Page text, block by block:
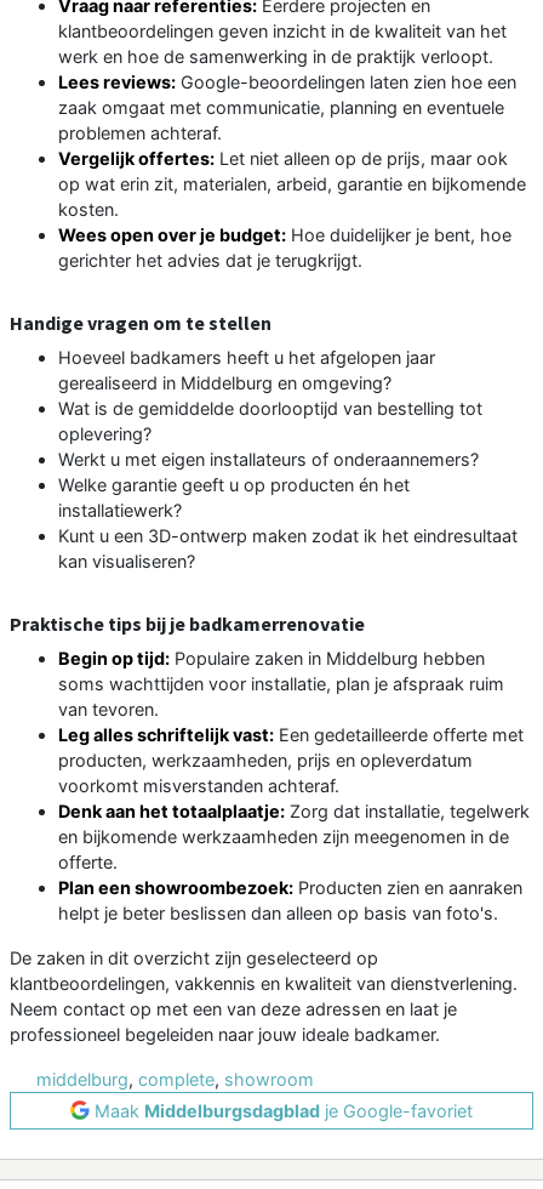
Vraag naar referenties: Eerdere projecten en
klantbeoordelingen geven inzicht in de kwaliteit van het
werk en hoe de samenwerking in de praktijk verloopt.
Lees reviews: Google-beoordelingen laten zien hoe een
zaak omgaat met communicatie, planning en eventuele
problemen achteraf.
Vergelijk offertes: Let niet alleen op de prijs, maar ook
op wat erin zit, materialen, arbeid, garantie en bijkomende
kosten.
Wees open over je budget: Hoe duidelijker je bent, hoe
gerichter het advies dat je terugkrijgt.
Handige vragen om te stellen
Hoeveel badkamers heeft u het afgelopen jaar
gerealiseerd in Middelburg en omgeving?
Wat is de gemiddelde doorlooptijd van bestelling tot
oplevering?
Werkt u met eigen installateurs of onderaannemers?
Welke garantie geeft u op producten én het
installatiewerk?
Kunt u een 3D-ontwerp maken zodat ik het eindresultaat
kan visualiseren?
Praktische tips bij je badkamerrenovatie
Begin op tijd: Populaire zaken in Middelburg hebben
soms wachttijden voor installatie, plan je afspraak ruim
van tevoren.
Leg alles schriftelijk vast: Een gedetailleerde offerte met
producten, werkzaamheden, prijs en opleverdatum
voorkomt misverstanden achteraf.
Denk aan het totaalplaatje: Zorg dat installatie, tegelwerk
en bijkomende werkzaamheden zijn meegenomen in de
offerte.
Plan een showroombezoek: Producten zien en aanraken
helpt je beter beslissen dan alleen op basis van foto's.
De zaken in dit overzicht zijn geselecteerd op
klantbeoordelingen, vakkennis en kwaliteit van dienstverlening.
Neem contact op met een van deze adressen en laat je
professioneel begeleiden naar jouw ideale badkamer.
middelburg, complete, showroom
Maak Middelburgsdagblad je Google-favoriet